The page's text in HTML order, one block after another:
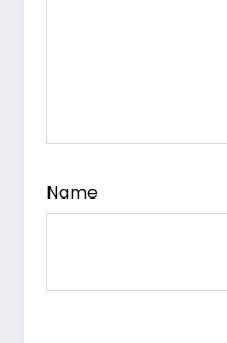
Name